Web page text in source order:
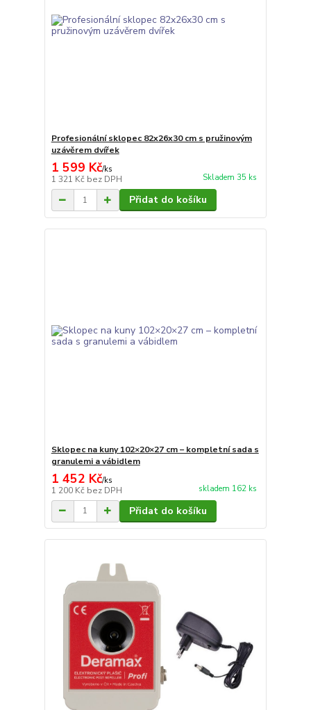
Profesionální sklopec 82x26x30 cm s pružinovým
uzávěrem dvířek
1 599 Kč/ks
1 321 Kč bez DPH Skladem 35 ks
Přidat do košíku
Sklopec na kuny 102×20×27 cm – kompletní sada s
granulemi a vábidlem
1 452 Kč/ks
1 200 Kč bez DPH skladem 162 ks
Přidat do košíku